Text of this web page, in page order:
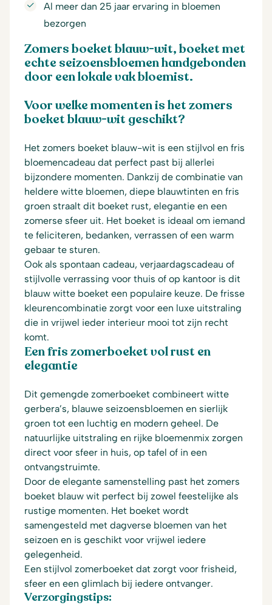
Al meer dan 25 jaar ervaring in bloemen
bezorgen
Zomers boeket blauw-wit, boeket met
echte seizoensbloemen handgebonden
door een lokale vak bloemist.
Voor welke momenten is het zomers
boeket blauw-wit geschikt?
Het zomers boeket blauw-wit is een stijlvol en fris
bloemencadeau dat perfect past bij allerlei
bijzondere momenten. Dankzij de combinatie van
heldere witte bloemen, diepe blauwtinten en fris
groen straalt dit boeket rust, elegantie en een
zomerse sfeer uit. Het boeket is ideaal om iemand
te feliciteren, bedanken, verrassen of een warm
gebaar te sturen.
Ook als spontaan cadeau, verjaardagscadeau of
stijlvolle verrassing voor thuis of op kantoor is dit
blauw witte boeket een populaire keuze. De frisse
kleurencombinatie zorgt voor een luxe uitstraling
die in vrijwel ieder interieur mooi tot zijn recht
komt.
Een fris zomerboeket vol rust en
elegantie
Dit gemengde zomerboeket combineert witte
gerbera’s, blauwe seizoensbloemen en sierlijk
groen tot een luchtig en modern geheel. De
natuurlijke uitstraling en rijke bloemenmix zorgen
direct voor sfeer in huis, op tafel of in een
ontvangstruimte.
Door de elegante samenstelling past het zomers
boeket blauw wit perfect bij zowel feestelijke als
rustige momenten. Het boeket wordt
samengesteld met dagverse bloemen van het
seizoen en is geschikt voor vrijwel iedere
gelegenheid.
Een stijlvol zomerboeket dat zorgt voor frisheid,
sfeer en een glimlach bij iedere ontvanger.
Verzorgingstips: